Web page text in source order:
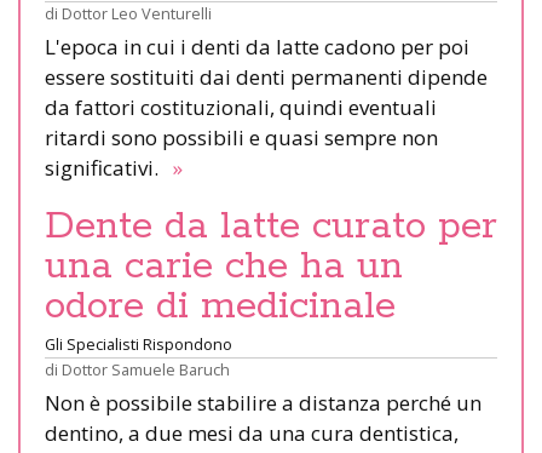
di Dottor Leo Venturelli
L'epoca in cui i denti da latte cadono per poi
essere sostituiti dai denti permanenti dipende
da fattori costituzionali, quindi eventuali
ritardi sono possibili e quasi sempre non
significativi. »
Dente da latte curato per
una carie che ha un
odore di medicinale
Gli Specialisti Rispondono
di Dottor Samuele Baruch
Non è possibile stabilire a distanza perché un
dentino, a due mesi da una cura dentistica,